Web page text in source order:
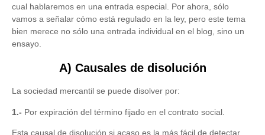
cual hablaremos en una entrada especial. Por ahora, sólo
vamos a señalar cómo está regulado en la ley, pero este tema
bien merece no sólo una entrada individual en el blog, sino un
ensayo.
A) Causales de disolución
La sociedad mercantil se puede disolver por:
1.- Por expiración del término fijado en el contrato social.
Esta causal de disolución si acaso es la más fácil de detectar